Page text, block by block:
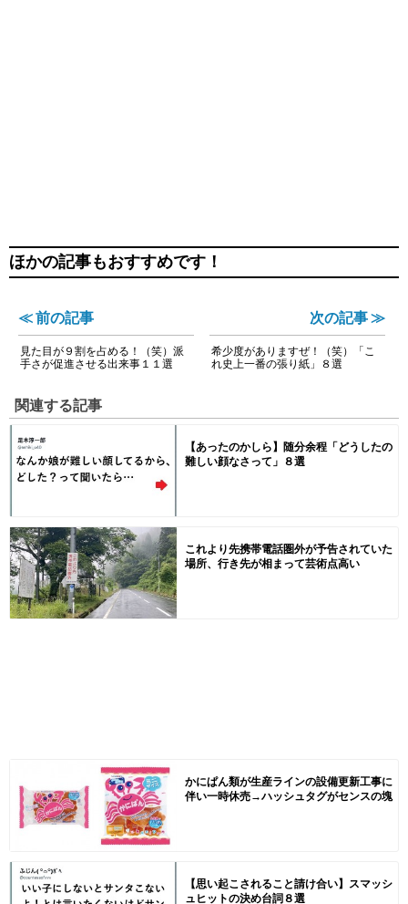
ほかの記事もおすすめです！
≪ 前の記事
見た目が９割を占める！（笑）派
手さが促進させる出来事１１選
次の記事 ≫
希少度がありますぜ！（笑）「こ
れ史上一番の張り紙」８選
関連する記事
【あったのかしら】随分余程「どうしたの
難しい顔なさって」８選
これより先携帯電話圏外が予告されていた
場所、行き先が相まって芸術点高い
かにぱん類が生産ラインの設備更新工事に
伴い一時休売→ハッシュタグがセンスの塊
【思い起こされること請け合い】スマッシ
ュヒットの決め台詞８選